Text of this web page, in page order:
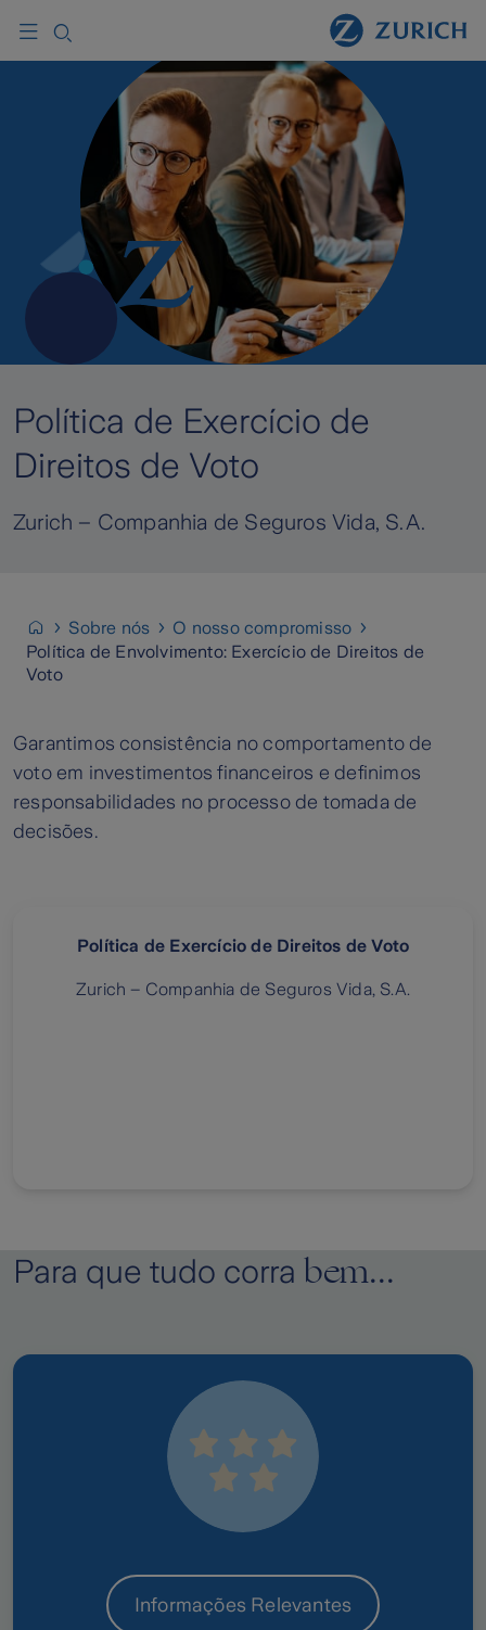
Política de Exercício de
Direitos de Voto
Zurich – Companhia de Seguros Vida, S.A.
Sobre nós
O nosso compromisso
Política de Envolvimento: Exercício de Direitos de
Voto
Garantimos consistência no comportamento de
voto em investimentos financeiros e definimos
responsabilidades no processo de tomada de
decisões.
Política de Exercício de Direitos de Voto
Zurich – Companhia de Seguros Vida, S.A.
Para que tudo corra bem...
Informações Relevantes